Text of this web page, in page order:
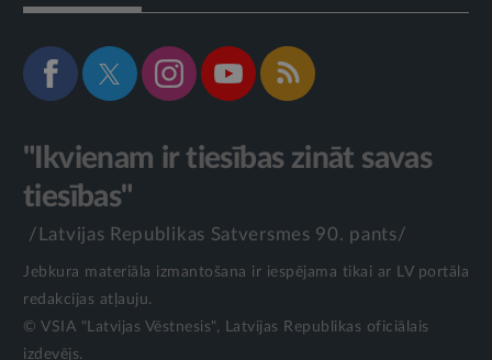
"Ikvienam ir tiesības zināt savas
tiesības"
/Latvijas Republikas Satversmes 90. pants/
Jebkura materiāla izmantošana ir iespējama tikai ar LV portāla
redakcijas atļauju.
© VSIA "Latvijas Vēstnesis", Latvijas Republikas oficiālais
izdevējs.